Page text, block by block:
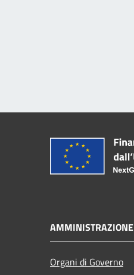
AMMINISTRAZIONE
Organi di Governo